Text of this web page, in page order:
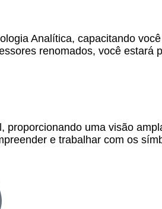
Analítica, capacitando
renomados, você estará
uma visão
e trabalhar com os